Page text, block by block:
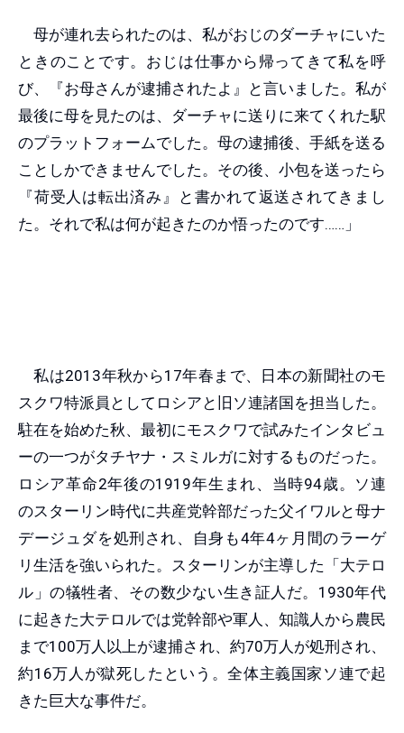
母が連れ去られたのは、私がおじのダーチャにいた
ときのことです。おじは仕事から帰ってきて私を呼
び、『お母さんが逮捕されたよ』と言いました。私が
最後に母を見たのは、ダーチャに送りに来てくれた駅
のプラットフォームでした。母の逮捕後、手紙を送る
ことしかできませんでした。その後、小包を送ったら
『荷受人は転出済み』と書かれて返送されてきまし
た。それで私は何が起きたのか悟ったのです……」
私は2013年秋から17年春まで、日本の新聞社のモ
スクワ特派員としてロシアと旧ソ連諸国を担当した。
駐在を始めた秋、最初にモスクワで試みたインタビュ
ーの一つがタチヤナ・スミルガに対するものだった。
ロシア革命2年後の1919年生まれ、当時94歳。ソ連
のスターリン時代に共産党幹部だった父イワルと母ナ
デージュダを処刑され、自身も4年4ヶ月間のラーゲ
リ生活を強いられた。スターリンが主導した「大テロ
ル」の犠牲者、その数少ない生き証人だ。1930年代
に起きた大テロルでは党幹部や軍人、知識人から農民
まで100万人以上が逮捕され、約70万人が処刑され、
約16万人が獄死したという。全体主義国家ソ連で起
きた巨大な事件だ。